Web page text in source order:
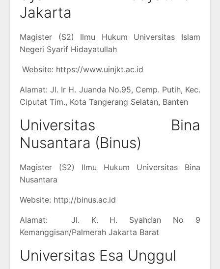
Jakarta
Magister (S2) Ilmu Hukum Universitas Islam
Negeri Syarif Hidayatullah
Website: https://www.uinjkt.ac.id
Alamat: Jl. Ir H. Juanda No.95, Cemp. Putih, Kec.
Ciputat Tim., Kota Tangerang Selatan, Banten
Universitas Bina
Nusantara (Binus)
Magister (S2) Ilmu Hukum Universitas Bina
Nusantara
Website: http://binus.ac.id
Alamat: Jl. K. H. Syahdan No 9
Kemanggisan/Palmerah Jakarta Barat
Universitas Esa Unggul